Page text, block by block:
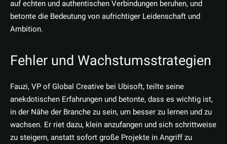
auf echten und authentischen Verbindungen beruhen, und
betonte die Bedeutung von aufrichtiger Leidenschaft und
Ambition.
Fehler und Wachstumsstrategien
Fauzi, VP of Global Creative bei Ubisoft, teilte seine
anekdotischen Erfahrungen und betonte, dass es wichtig ist,
in der Nähe der Branche zu sein, um besser zu lernen und zu
wachsen. Er riet dazu, klein anzufangen und sich schrittweise
zu steigern, anstatt sofort große Projekte in Angriff zu